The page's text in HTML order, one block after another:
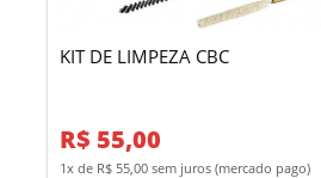
KIT DE LIMPEZA CBC
R$ 55,00
1x de R$ 55,00 sem juros (mercado pago)